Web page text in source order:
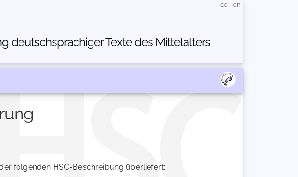
deutschsprachiger Texte des Mittelalters
de en
folgenden HSC-Beschreibung überliefert: